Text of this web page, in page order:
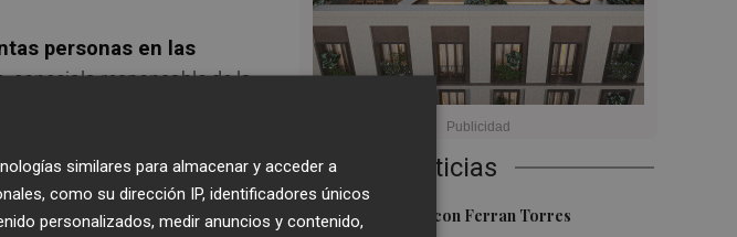
Últimas Noticias
1Foios se vuelca con Ferran Torres
personas en las
concejala responsable de la
motociclismo.
, señalaron
similares para almacenar y acceder a
como su dirección IP, identificadores únicos
personalizados, medir anuncios y contenido,